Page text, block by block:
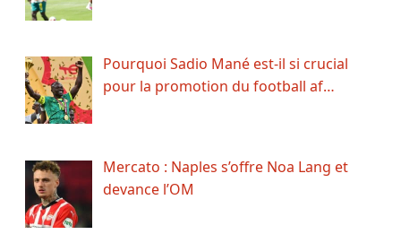
Pourquoi Sadio Mané est-il si crucial
pour la promotion du football af…
Mercato : Naples s’offre Noa Lang et
devance l’OM